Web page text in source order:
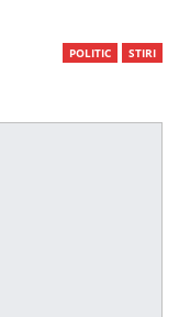
POLITIC STIRI